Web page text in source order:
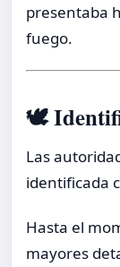
presentaba
fuego.
🕊️
Las
identificada
Hasta el
mayores